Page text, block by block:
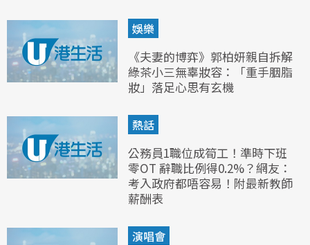
娛樂
《夫妻的博弈》郭柏妍親自拆解
綠茶小三無辜妝容：「重手胭脂
妝」落足心思有玄機
熱話
公務員1職位成筍工！準時下班
零OT 辭職比例得0.2%？網友：
考入政府都唔容易！附最新教師
薪酬表
演唱會